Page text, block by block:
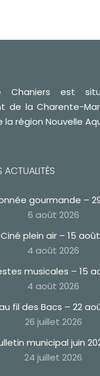
Chaniers est
de la Charente-
région Nouvelle
ACTUALITÉS
gourmande –
6 août 2026
Ciné plein air – 15 août
4 août 2026
musicales – 15
4 août 2026
fil des Bacs – 22
26 juillet 2026
municipal juin
24 juillet 2026